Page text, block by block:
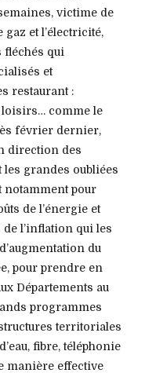
victime de
gaz et l’électricité,
fléchés qui
et
restaurant :
loisirs… comme le
février dernier,
direction des
grandes oubliées
notamment pour
de l’énergie et
l’inflation qui les
du
pour prendre en
Départements au
programmes
territoriales
fibre, téléphonie
manière effective